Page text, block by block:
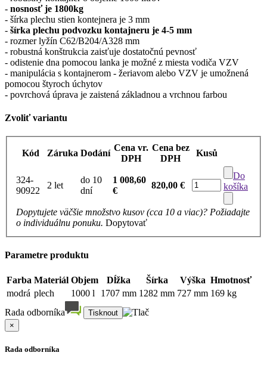
- nosnosť je 1800kg
- šírka plechu stien kontejnera je 3 mm
- šírka plechu podvozku kontajneru je 4-5 mm
- rozmer lyžín C62/B204/A328 mm
- robustná konštrukcia zaisťuje dostatočnú pevnosť
- odistenie dna pomocou lanka je možné z miesta vodiča VZV
- manipulácia s kontajnerom - žeriavom alebo VZV je umožnená
pomocou štyroch úchytov
- povrchová úprava je zaistená základnou a vrchnou farbou
Zvoliť variantu
Kód Záruka Dodání
Cena vr.
DPH
Cena bez
DPH
Kusů
324-
90922
2 let
do 10
dní
1 008,60
€
820,00 €
Do
košíka
Dopytujete väčšie množstvo kusov (cca 10 a viac)? Požiadajte
o individuálnu ponuku. Dopytovať
Parametre produktu
Farba Materiál Objem Dĺžka Šírka Výška Hmotnosť
modrá plech 1000 l 1707 mm 1282 mm 727 mm 169 kg
Rada odborníka
×
Rada odborníka